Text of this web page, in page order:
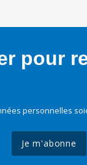
pour
personnelles
Je m'abonne